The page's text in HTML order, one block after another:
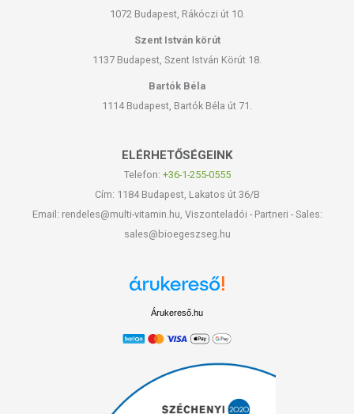
1072 Budapest, Rákóczi út 10.
Szent István körút
1137 Budapest, Szent István Körút 18.
Bartók Béla
1114 Budapest, Bartók Béla út 71.
ELÉRHETŐSÉGEINK
Telefon: +36-1-255-0555
Cím: 1184 Budapest, Lakatos út 36/B
Email: rendeles@multi-vitamin.hu, Viszonteladói - Partneri - Sales:
sales@bioegeszseg.hu
Árukereső.hu